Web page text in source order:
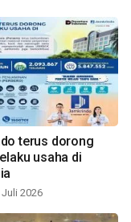
terus dorong
usaha di
2026